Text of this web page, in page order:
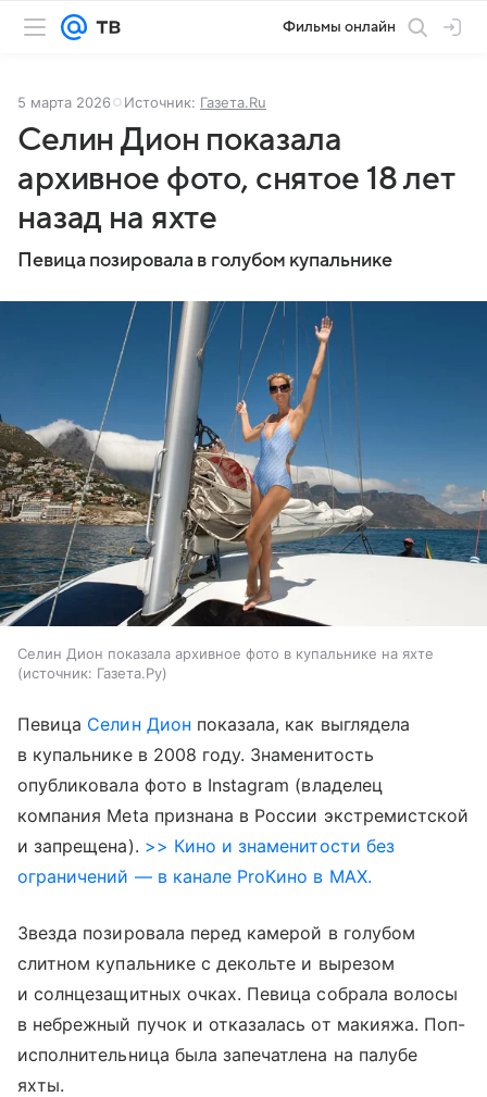
Фильмы онлайн
5 марта 2026 Источник: Газета.Ru
Селин Дион показала
архивное фото, снятое 18 лет
назад на яхте
Певица позировала в голубом купальнике
Селин Дион показала архивное фото в купальнике на яхте
источник: Газета.Ру
Певица Селин Дион показала, как выглядела
в купальнике в 2008 году. Знаменитость
опубликовала фото в Instagram (владелец
компания Meta признана в России экстремистской
и запрещена). >> Кино и знаменитости без
ограничений — в канале ProКино в MAX.
Звезда позировала перед камерой в голубом
слитном купальнике с декольте и вырезом
и солнцезащитных очках. Певица собрала волосы
в небрежный пучок и отказалась от макияжа. Поп-
исполнительница была запечатлена на палубе
яхты.